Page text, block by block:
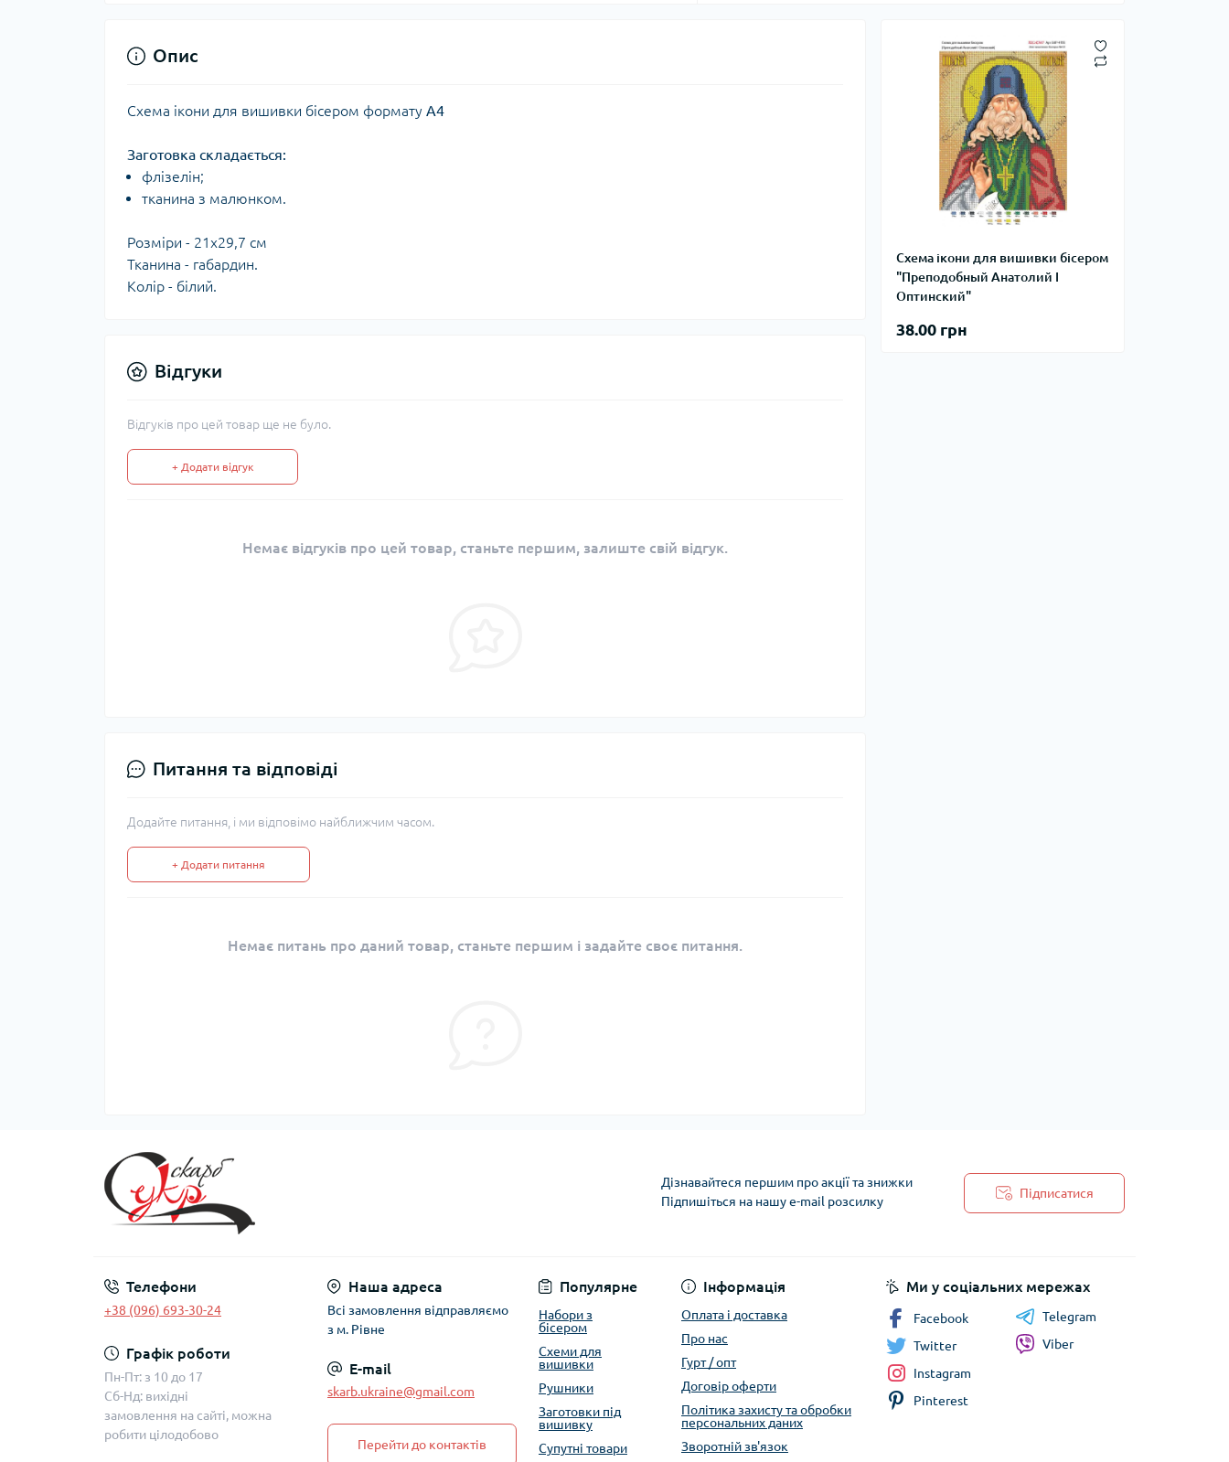
Схема ікони для вишивки бісером
"Преподобный Анатолий I
Оптинский"
38.00 грн
Опис
Схема ікони для вишивки бісером формату А4
Заготовка складається:​
флізелін;
тканина з малюнком.
Розміри - 21x29,7 см
Тканина - габардин.
Колір - білий.
Відгуки
Відгуків про цей товар ще не було.
+ Додати відгук
Немає відгуків про цей товар, станьте першим, залиште свій відгук.
Питання та відповіді
Додайте питання, і ми відповімо найближчим часом.
+ Додати питання
Немає питань про даний товар, станьте першим і задайте своє питання.
Дізнавайтеся першим про акції та знижки
Підпишіться на нашу e-mail розсилку
Підписатися
Телефони
+38 (096) 693-30-24
Графік роботи
Пн-Пт: з 10 до 17
Сб-Нд: вихідні
замовлення на сайті, можна
робити цілодобово
Наша адреса
Всі замовлення відправляємо
з м. Рівне
E-mail
skarb.ukraine@gmail.com
Перейти до контактів
Популярне
Набори з
бісером
Схеми для
вишивки
Рушники
Заготовки під
вишивку
Супутні товари
Інформація
Оплата і доставка
Про нас
Гурт / опт
Договір оферти
Політика захисту та обробки
персональних даних
Зворотній зв'язок
Ми у соціальних мережах
Facebook
Twitter
Instagram
Pinterest
Telegram
Viber